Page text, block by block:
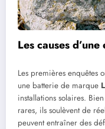
Les causes
Les premières enquêtes
une batterie de marque
installations solaires.
rares, ils soulèvent de
peuvent entraîner des